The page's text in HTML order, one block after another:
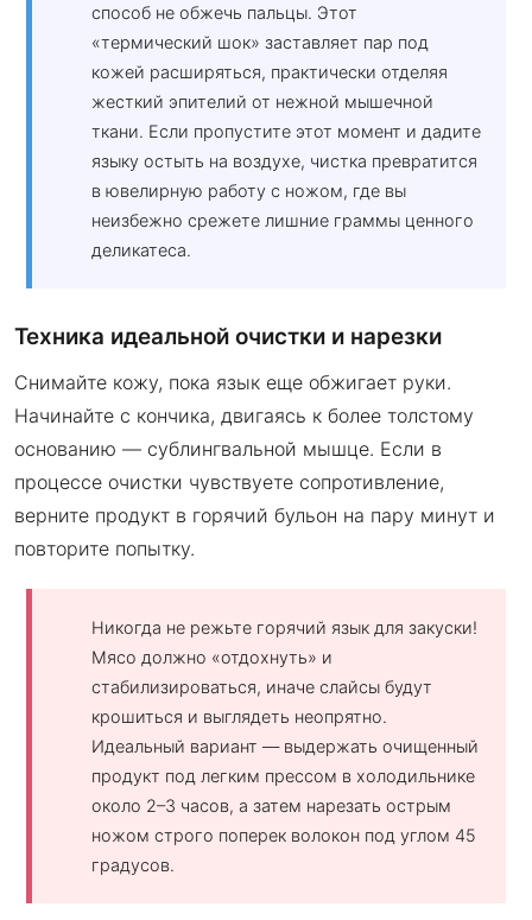
способ не обжечь пальцы. Этот
«термический шок» заставляет пар под
кожей расширяться, практически отделяя
жесткий эпителий от нежной мышечной
ткани. Если пропустите этот момент и дадите
языку остыть на воздухе, чистка превратится
в ювелирную работу с ножом, где вы
неизбежно срежете лишние граммы ценного
деликатеса.
Техника идеальной очистки и нарезки
Снимайте кожу, пока язык еще обжигает руки.
Начинайте с кончика, двигаясь к более толстому
основанию — сублингвальной мышце. Если в
процессе очистки чувствуете сопротивление,
верните продукт в горячий бульон на пару минут и
повторите попытку.
Никогда не режьте горячий язык для закуски!
Мясо должно «отдохнуть» и
стабилизироваться, иначе слайсы будут
крошиться и выглядеть неопрятно.
Идеальный вариант — выдержать очищенный
продукт под легким прессом в холодильнике
около 2–3 часов, а затем нарезать острым
ножом строго поперек волокон под углом 45
градусов.